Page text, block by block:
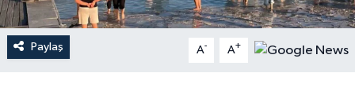
Paylaş A- A+
Resmi İlan
Sağlık